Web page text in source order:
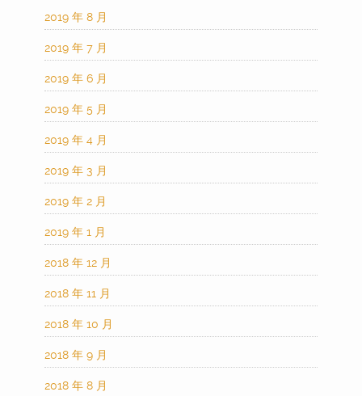
2019 年 8 月
2019 年 7 月
2019 年 6 月
2019 年 5 月
2019 年 4 月
2019 年 3 月
2019 年 2 月
2019 年 1 月
2018 年 12 月
2018 年 11 月
2018 年 10 月
2018 年 9 月
2018 年 8 月